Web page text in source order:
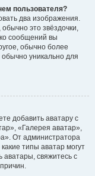
пользователя?
два изображения.
это звёздочки,
сообщений вы
обычно более
уникально для
добавить аватару с
«Галерея аватар»,
От администратора
типы аватар могут
аватары, свяжитесь с